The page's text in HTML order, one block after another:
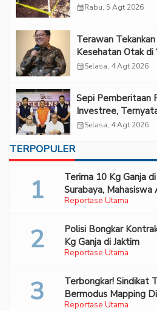
calendar_monthRabu, 5 Agt 2026
Terawan
Kesehatan Otak di
Forum 2026 UPN
calendar_monthSelasa, 4 Agt 2026
Sepi Pemberitaan
Investree,
calendar_monthSelasa, 4 Agt 2026
TERPOPULER
Reportase Utama
Terima 10 Kg Ganja
Surabaya,
Bareskrim
Reportase Utama
Polisi Bongkar
Kg Ganja di Jaktim
Reportase Utama
Terbongkar! Sindikat
Bermodus Mapping